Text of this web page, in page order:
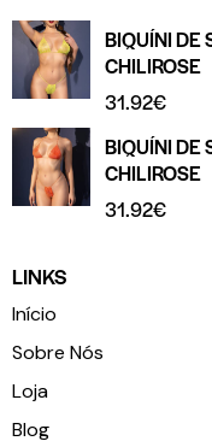
BIQUÍNI DE
CHILIROSE
31.92€
BIQUÍNI DE
CHILIROSE
31.92€
LINKS
Início
Sobre Nós
Loja
Blog